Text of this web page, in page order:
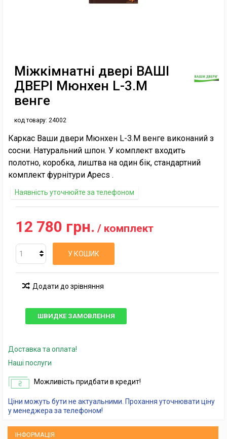
Міжкімнатні двері ВАШІ
ДВЕРІ Мюнхен L-3.M
венге
код товару: 24002
Каркас Ваши двери Мюнхен L-3.M венге виконаний з
сосни. Натуральний шпон. У комплект входить
полотно, коробка, лиштва на один бік, стандартний
комплект фурнітури Apecs .
Наявність уточнюйте за телефоном
12 780 грн. / комплект
У КОШИК
Додати до зрівняння
ШВИДКЕ ЗАМОВЛЕННЯ
Доставка та оплата!
Наші послуги
Можливість придбати в кредит!
Ціни можуть бути не актуальними. Прохання уточнювати ціну
у менеджера за телефоном!
ІНФОРМАЦІЯ